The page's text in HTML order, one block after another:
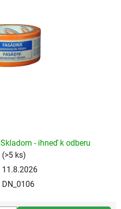
Skladom - ihneď k odberu
(>5 ks)
11.8.2026
DN_0106